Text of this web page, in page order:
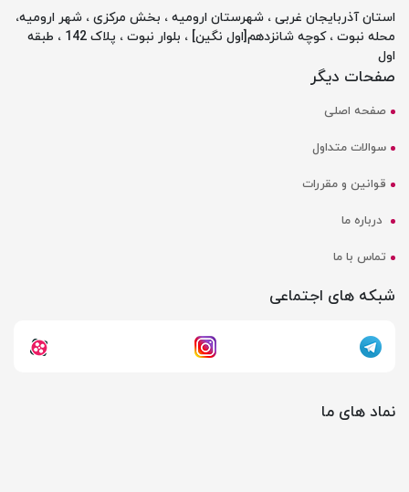
استان آذربایجان غربی ، شهرستان ارومیه ، بخش مرکزی ، شهر ارومیه،
محله نبوت ، کوچه شانزدهم[اول نگین] ، بلوار نبوت ، پلاک 142 ، طبقه
اول
صفحات دیگر
صفحه اصلی
سوالات متداول
قوانین و مقررات
درباره ما
تماس با ما
شبکه های اجتماعی
نماد های ما